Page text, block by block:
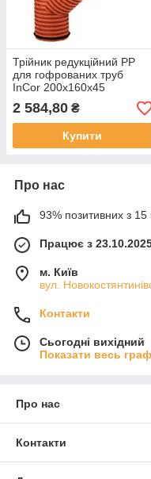
Трійник редукційний PP
для гофрованих труб
InCor 200х160х45
2 584,80 ₴
Купити
Про нас
93% позитивних з 15
Працює з
м. Київ
вул.
Контакти
Сьогодні вихідний
Показати весь
Про нас
Контакти